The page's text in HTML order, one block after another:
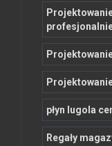
płyn lugola
Regały